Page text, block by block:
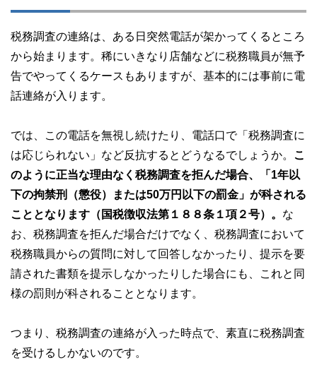
税務調査の連絡は、ある日突然電話が架かってくるところ
から始まります。稀にいきなり店舗などに税務職員が無予
告でやってくるケースもありますが、基本的には事前に電
話連絡が入ります。
では、この電話を無視し続けたり、電話口で「税務調査に
は応じられない」など反抗するとどうなるでしょうか。 こ
のように正当な理由なく税務調査を拒んだ場合、「1年以
下の拘禁刑（懲役）または50万円以下の罰金」が科される
こととなります（国税徴収法第１８８条１項２号）。 な
お、税務調査を拒んだ場合だけでなく、税務調査において
税務職員からの質問に対して回答しなかったり、提示を要
請された書類を提示しなかったりした場合にも、これと同
様の罰則が科されることとなります。
つまり、税務調査の連絡が入った時点で、素直に税務調査
を受けるしかないのです。